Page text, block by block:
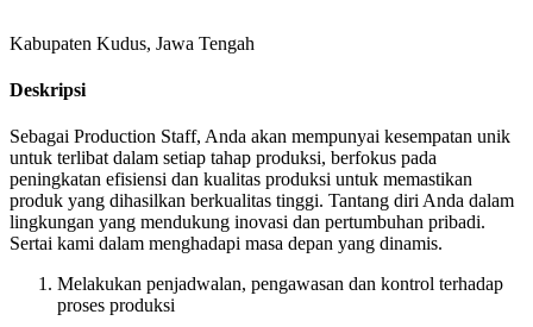
Kabupaten Kudus, Jawa Tengah
Deskripsi
Sebagai Production Staff, Anda akan mempunyai kesempatan unik
untuk terlibat dalam setiap tahap produksi, berfokus pada
peningkatan efisiensi dan kualitas produksi untuk memastikan
produk yang dihasilkan berkualitas tinggi. Tantang diri Anda dalam
lingkungan yang mendukung inovasi dan pertumbuhan pribadi.
Sertai kami dalam menghadapi masa depan yang dinamis.
Melakukan penjadwalan, pengawasan dan kontrol terhadap
proses produksi